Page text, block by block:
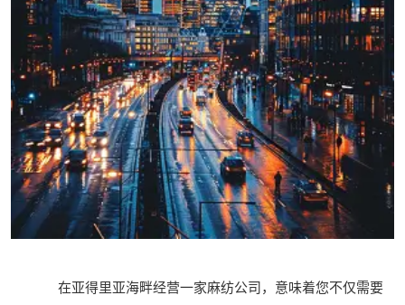
在亚得里亚海畔经营一家麻纺公司，意味着您不仅需要